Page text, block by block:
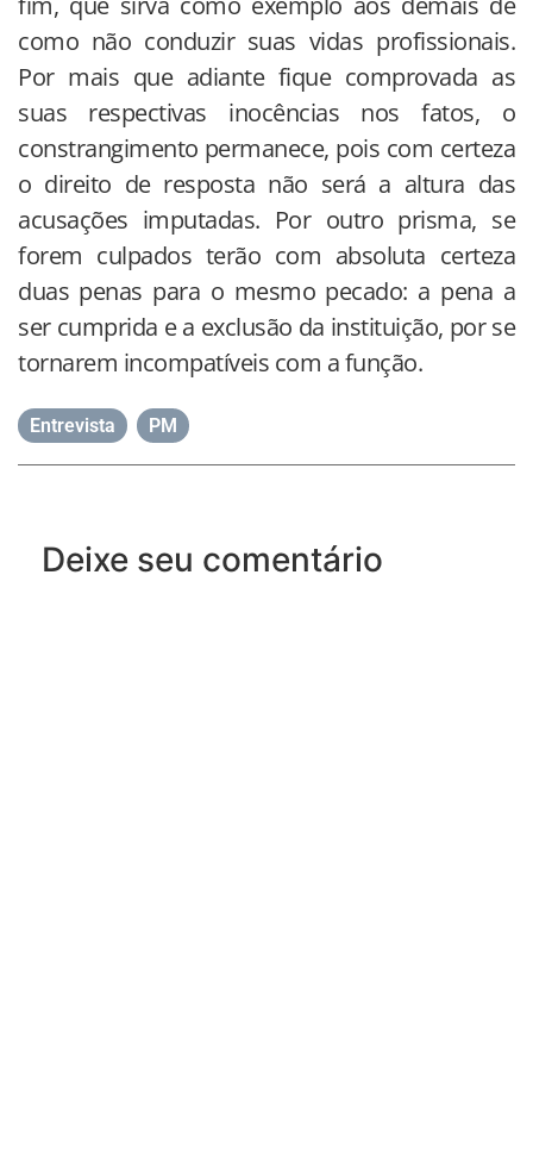
como não conduzir suas vidas profissionais.
Por mais que adiante fique comprovada as
suas respectivas inocências nos fatos, o
constrangimento permanece, pois com certeza
o direito de resposta não será a altura das
acusações imputadas. Por outro prisma, se
forem culpados terão com absoluta certeza
duas penas para o mesmo pecado: a pena a
ser cumprida e a exclusão da instituição, por se
tornarem incompatíveis com a função.
Entrevista PM
Deixe seu comentário